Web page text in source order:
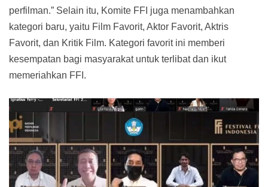
perfilman.” Selain itu, Komite FFI juga menambahkan
kategori baru, yaitu Film Favorit, Aktor Favorit, Aktris
Favorit, dan Kritik Film. Kategori favorit ini memberi
kesempatan bagi masyarakat untuk terlibat dan ikut
memeriahkan FFI.